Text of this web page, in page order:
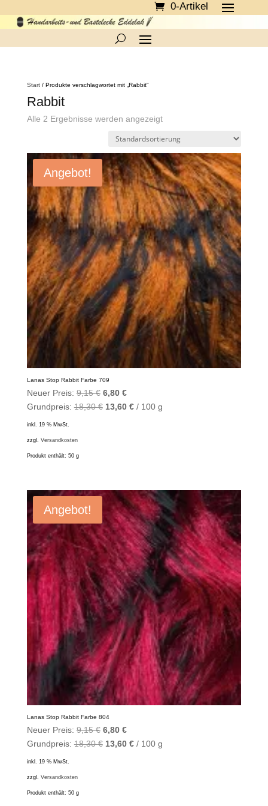
0-Artikel
Start/ Produkte verschlagwortet mit „Rabbit“
Rabbit
Alle 2 Ergebnisse werden angezeigt
Angebot!
Lanas Stop Rabbit Farbe 709
Neuer Preis: 9,15€ Ursprünglicher
Preis
6,80 €Aktueller
Preis
Grundpreis: 18,30€ 13,60 €/ 100 g
inkl. 19 % MwSt.
zzgl. Versandkosten
Produkt enthält: 50 g
Angebot!
Lanas Stop Rabbit Farbe 804
Neuer Preis: 9,15€ Ursprünglicher
Preis
6,80 €Aktueller
Preis
Grundpreis: 18,30€ 13,60 €/ 100 g
inkl. 19 % MwSt.
zzgl. Versandkosten
Produkt enthält: 50 g